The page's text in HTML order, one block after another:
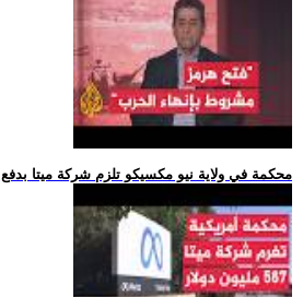
.. محكمة في ولاية نيو مكسيكو تلزم شركة ميتا بدفع 567 مليون دولا